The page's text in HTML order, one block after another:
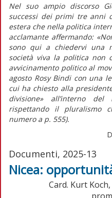
Nel suo ampio discorso
successi dei primi tre anni
estera che nella politica
acclamante affermando:
sono qui a chiedervi una
società viva la politica non
avvicinamento politico al
agosto Rosy Bindi con una
cui ha chiesto alla
divisione» all’interno del
rispettando il pluralismo
numero a p. 555).
Documenti, 2025-13
Nicea:
Card. Kurt